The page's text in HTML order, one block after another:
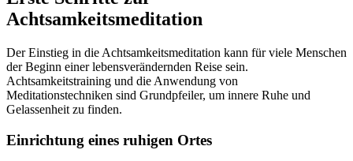
Achtsamkeitsmeditation
Der Einstieg in die Achtsamkeitsmeditation kann für viele Menschen
der Beginn einer lebensverändernden Reise sein.
Achtsamkeitstraining und die Anwendung von
Meditationstechniken sind Grundpfeiler, um innere Ruhe und
Gelassenheit zu finden.
Einrichtung eines ruhigen Ortes